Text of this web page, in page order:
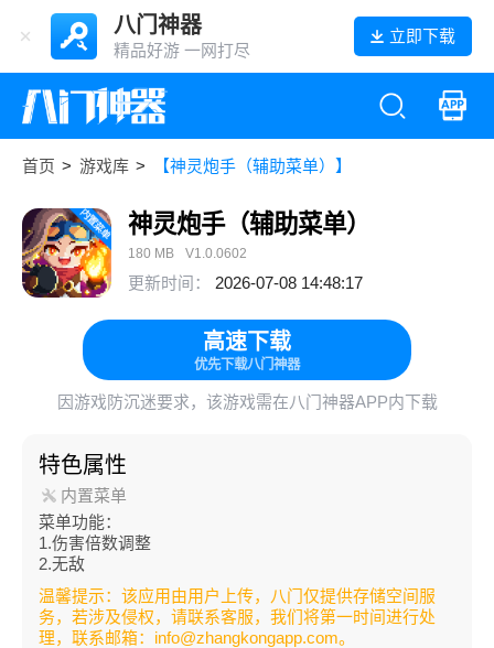
八门神器
精品好游 一网打尽
立即下载
首页 > 游戏库 > 【神灵炮手（辅助菜单）】
神灵炮手（辅助菜单）
180 MB V1.0.0602
更新时间： 2026-07-08 14:48:17
高速下载
优先下载八门神器
因游戏防沉迷要求，该游戏需在八门神器APP内下载
特色属性
内置菜单
菜单功能：
1.伤害倍数调整
2.无敌
温馨提示：该应用由用户上传，八门仅提供存储空间服
务，若涉及侵权，请联系客服，我们将第一时间进行处
理，联系邮箱：info@zhangkongapp.com。